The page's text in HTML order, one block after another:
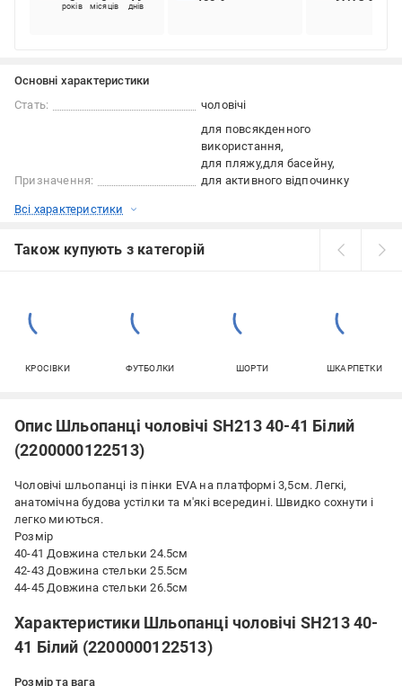
років місяців днів
Основні характеристики
Стать:
чоловічі
Призначення:
для повсякденного
використання
для пляжу для басейну
для активного відпочинку
Всі характеристики
Також купують з категорій
КРОСІВКИ ФУТБОЛКИ ШОРТИ ШКАРПЕТКИ
Опис Шльопанці чоловічі SH213 40-41 Білий
(2200000122513)
Чоловічі шльопанці із пінки EVA на платформі 3,5см. Легкі,
анатомічна будова устілки та м'які всередині. Швидко сохнути і
легко миються.
Розмір
40-41 Довжина стельки 24.5см
42-43 Довжина стельки 25.5см
44-45 Довжина стельки 26.5см
Характеристики Шльопанці чоловічі SH213 40-
41 Білий (2200000122513)
Розмір та вага